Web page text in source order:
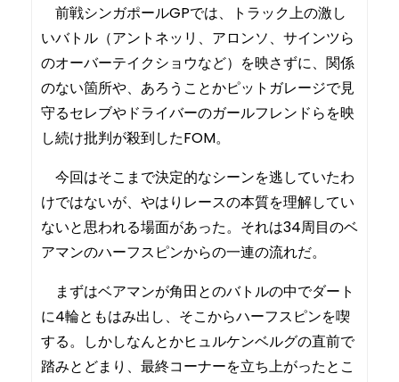
前戦シンガポールGPでは、トラック上の激し
いバトル（アントネッリ、アロンソ、サインツら
のオーバーテイクショウなど）を映さずに、関係
のない箇所や、あろうことかピットガレージで見
守るセレブやドライバーのガールフレンドらを映
し続け批判が殺到したFOM。
今回はそこまで決定的なシーンを逃していたわ
けではないが、やはりレースの本質を理解してい
ないと思われる場面があった。それは34周目のベ
アマンのハーフスピンからの一連の流れだ。
まずはベアマンが角田とのバトルの中でダート
に4輪ともはみ出し、そこからハーフスピンを喫
する。しかしなんとかヒュルケンベルグの直前で
踏みとどまり、最終コーナーを立ち上がったとこ